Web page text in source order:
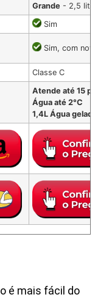
Grande - 2,5 litros
Sim
Sim, com novo
Classe C
Atende até 15
Água até 2°C
1,4L Água gelada/
é mais fácil do